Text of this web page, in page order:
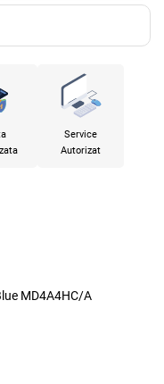
Service
Autorizat
MD4A4HC/A